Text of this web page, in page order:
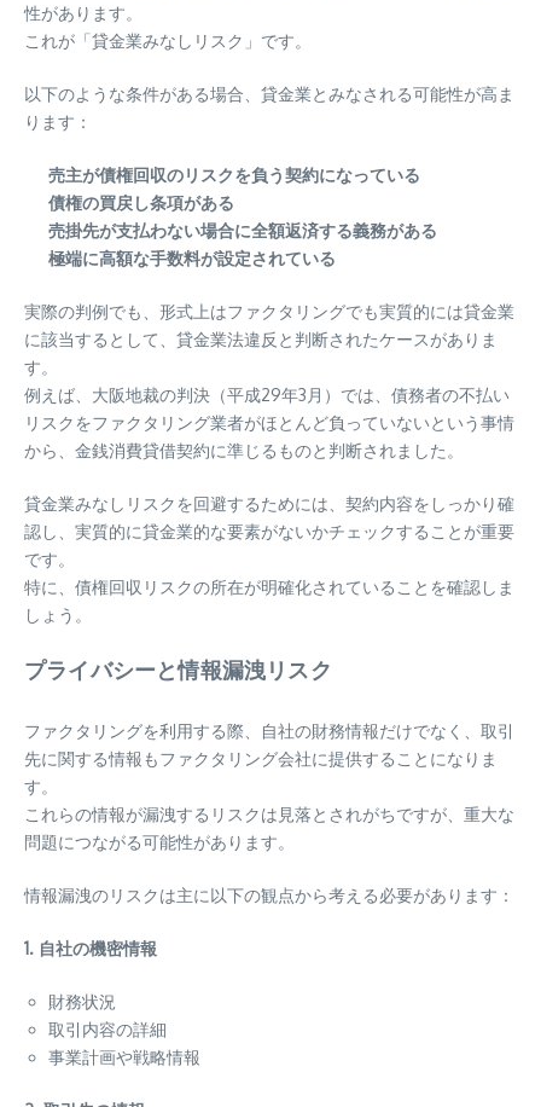
性があります。
これが「貸金業みなしリスク」です。
以下のような条件がある場合、貸金業とみなされる可能性が高ま
ります：
売主が債権回収のリスクを負う契約になっている
債権の買戻し条項がある
売掛先が支払わない場合に全額返済する義務がある
極端に高額な手数料が設定されている
実際の判例でも、形式上はファクタリングでも実質的には貸金業
に該当するとして、貸金業法違反と判断されたケースがありま
す。
例えば、大阪地裁の判決（平成29年3月）では、債務者の不払い
リスクをファクタリング業者がほとんど負っていないという事情
から、金銭消費貸借契約に準じるものと判断されました。
貸金業みなしリスクを回避するためには、契約内容をしっかり確
認し、実質的に貸金業的な要素がないかチェックすることが重要
です。
特に、債権回収リスクの所在が明確化されていることを確認しま
しょう。
プライバシーと情報漏洩リスク
ファクタリングを利用する際、自社の財務情報だけでなく、取引
先に関する情報もファクタリング会社に提供することになりま
す。
これらの情報が漏洩するリスクは見落とされがちですが、重大な
問題につながる可能性があります。
情報漏洩のリスクは主に以下の観点から考える必要があります：
1. 自社の機密情報
財務状況
取引内容の詳細
事業計画や戦略情報